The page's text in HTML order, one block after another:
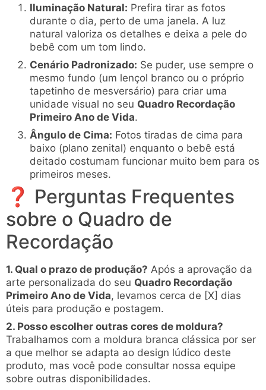
Iluminação Natural: Prefira tirar as fotos
durante o dia, perto de uma janela. A luz
natural valoriza os detalhes e deixa a pele do
bebê com um tom lindo.
Cenário Padronizado: Se puder, use sempre o
mesmo fundo (um lençol branco ou o próprio
tapetinho de mesversário) para criar uma
unidade visual no seu Quadro Recordação
Primeiro Ano de Vida.
Ângulo de Cima: Fotos tiradas de cima para
baixo (plano zenital) enquanto o bebê está
deitado costumam funcionar muito bem para os
primeiros meses.
❓ Perguntas Frequentes
sobre o Quadro de
Recordação
1. Qual o prazo de produção? Após a aprovação da
arte personalizada do seu Quadro Recordação
Primeiro Ano de Vida, levamos cerca de [X] dias
úteis para produção e postagem.
2. Posso escolher outras cores de moldura?
Trabalhamos com a moldura branca clássica por ser
a que melhor se adapta ao design lúdico deste
produto, mas você pode consultar nossa equipe
sobre outras disponibilidades.